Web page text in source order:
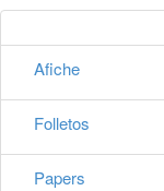
Afiche
Folletos
Papers